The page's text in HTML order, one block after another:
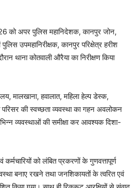
को अपर पुलिस महानिदेशक, कानपुर जोन,
उपमहानिरीक्षक, कानपुर परिक्षेत्र हरीश
थाना कोतवाली औरैया का निरीक्षण किया
मालखाना, हवालात, महिला हेल्प डेस्क,
की स्वच्छता व्यवस्था का गहन अवलोकन
व्यवस्थाओं की समीक्षा कर आवश्यक दिशा-
को लंबित प्रकरणों के गुणवत्तापूर्ण
बनाए रखने तथा जनशिकायतों के त्वरित एवं